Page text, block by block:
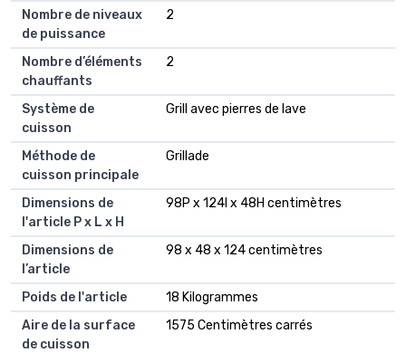
Nombre de niveaux
de puissance
2
Nombre d’éléments
chauffants
2
Système de
cuisson
Grill avec pierres de lave
Méthode de
cuisson principale
Grillade
Dimensions de
l'article P x L x H
98P x 124l x 48H centimètres
Dimensions de
l’article
98 x 48 x 124 centimètres
Poids de l'article
18 Kilogrammes
Aire de la surface
de cuisson
1575 Centimètres carrés